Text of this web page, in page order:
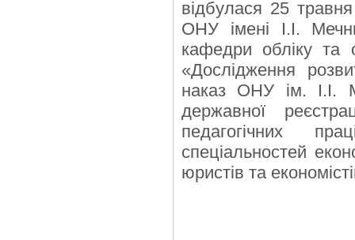
відбулася 25
ОНУ імені І.І.
кафедри обліку
«Дослідження
наказ ОНУ ім. І.І.
державної
педагогічних
спеціальностей
юристів та